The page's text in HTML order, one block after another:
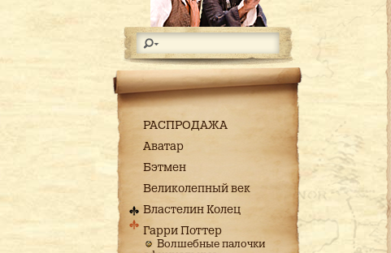
РАСПРОДАЖА
Аватар
Бэтмен
Великолепный век
Властелин Колец
Гарри Поттер
Волшебные палочки